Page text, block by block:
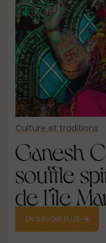
Culture et traditions
Ganesh
souffle
de l’île
EN SAVOIR PLUS